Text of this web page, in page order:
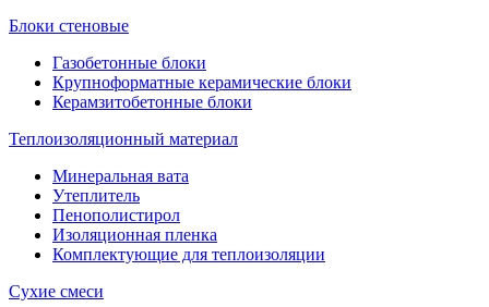
Блоки стеновые
Газобетонные блоки
Крупноформатные керамические блоки
Керамзитобетонные блоки
Теплоизоляционный материал
Минеральная вата
Утеплитель
Пенополистирол
Изоляционная пленка
Комплектующие для теплоизоляции
Сухие смеси